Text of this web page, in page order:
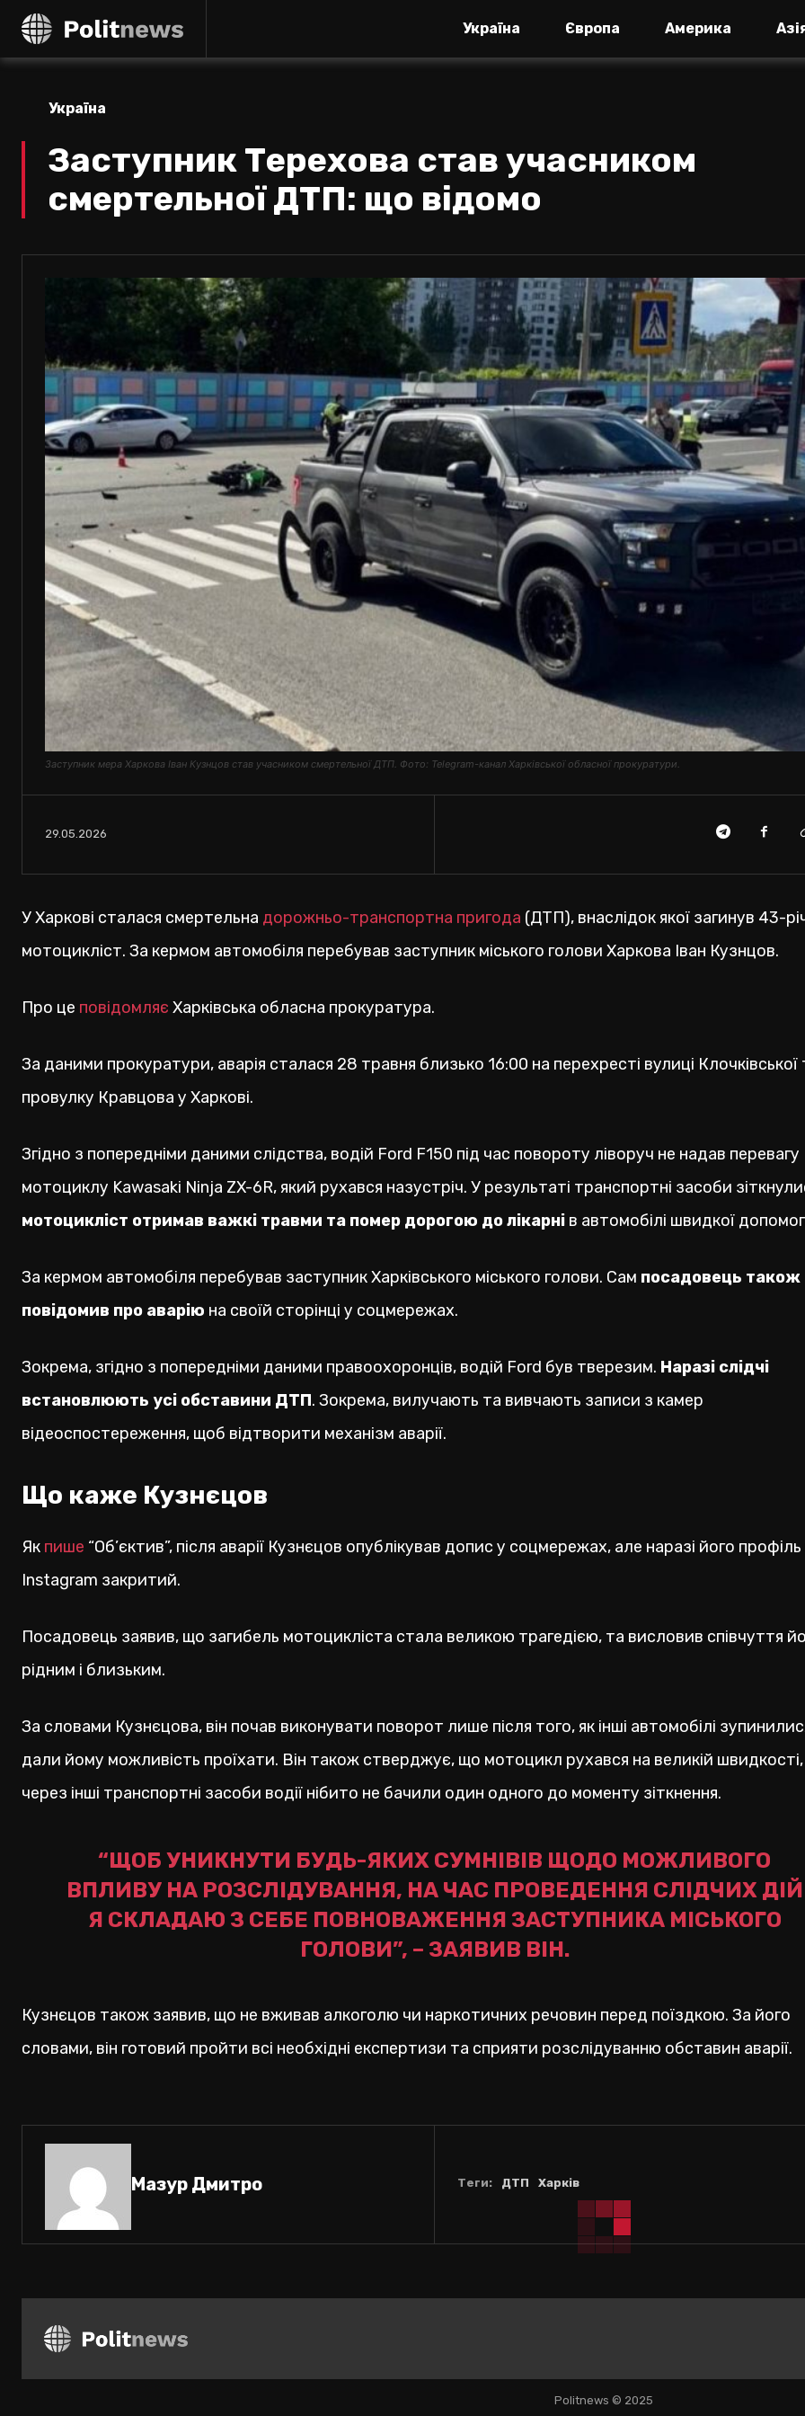
Україна Європа Америка
Україна
Заступник Терехова став учасником
смертельної ДТП: що відомо
Заступник мера Харкова Іван Кузнцов став учасником смертельної ДТП. Фото: Telegram-канал Харківської обласної прокуратури.
29.05.2026
У Харкові сталася смертельна дорожньо-транспортна пригода (ДТП), внаслідок якої загинув 43-
мотоцикліст. За кермом автомобіля перебував заступник міського голови Харкова Іван Кузнцов.
Про це повідомляє Харківська обласна прокуратура.
За даними прокуратури, аварія сталася 28 травня близько 16:00 на перехресті вулиці Клочківської
провулку Кравцова у Харкові.
Згідно з попередніми даними слідства, водій Ford F150 під час повороту ліворуч не надав перевагу
мотоциклу Kawasaki Ninja ZX-6R, який рухався назустріч. У результаті транспортні засоби
мотоцикліст отримав важкі травми та помер дорогою до лікарні в автомобілі швидкої
За кермом автомобіля перебував заступник Харківського міського голови. Сам посадовець також
повідомив про аварію на своїй сторінці у соцмережах.
Зокрема, згідно з попередніми даними правоохоронців, водій Ford був тверезим. Наразі слідчі
встановлюють усі обставини ДТП. Зокрема, вилучають та вивчають записи з камер
відеоспостереження, щоб відтворити механізм аварії.
Що каже Кузнєцов
Як пише “Об’єктив”, після аварії Кузнєцов опублікував допис у соцмережах, але наразі його профіль
Instagram закритий.
Посадовець заявив, що загибель мотоцикліста стала великою трагедією, та висловив співчуття
рідним і близьким.
За словами Кузнєцова, він почав виконувати поворот лише після того, як інші автомобілі
дали йому можливість проїхати. Він також стверджує, що мотоцикл рухався на великій швидкості,
через інші транспортні засоби водії нібито не бачили один одного до моменту зіткнення.
“ЩОБ УНИКНУТИ БУДЬ-ЯКИХ СУМНІВІВ ЩОДО МОЖЛИВОГО
ВПЛИВУ НА РОЗСЛІДУВАННЯ, НА ЧАС ПРОВЕДЕННЯ СЛІДЧИХ ДІЙ
Я СКЛАДАЮ З СЕБЕ ПОВНОВАЖЕННЯ ЗАСТУПНИКА МІСЬКОГО
ГОЛОВИ”, – ЗАЯВИВ ВІН.
Кузнєцов також заявив, що не вживав алкоголю чи наркотичних речовин перед поїздкою. За його
словами, він готовий пройти всі необхідні експертизи та сприяти розслідуванню обставин аварії.
Мазур Дмитро Теги: ДТП Харків
Politnews © 2025